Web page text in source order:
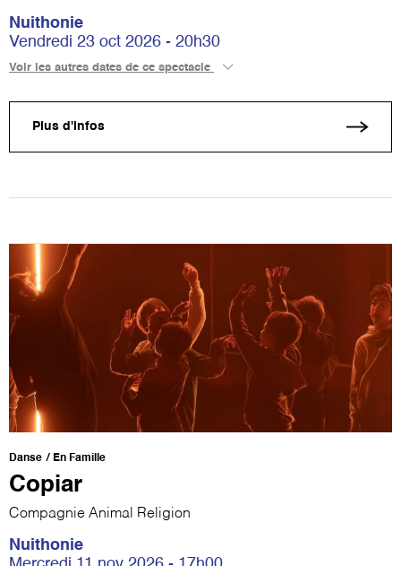
Nuithonie
Vendredi 23 oct 2026 - 20h30
Voir les autres dates de ce spectacle
Plus d'infos
Danse En Famille
Copiar
Compagnie Animal Religion
Nuithonie